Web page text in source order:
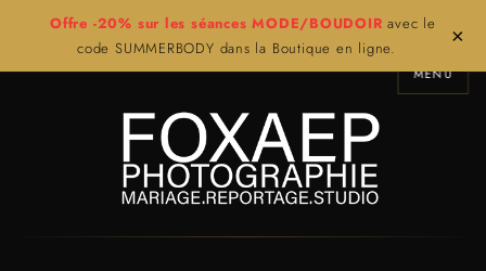
Offre -20% sur les séances MODE/BOUDOIR avec le
code SUMMERBODY dans la Boutique en ligne.
×
MENU